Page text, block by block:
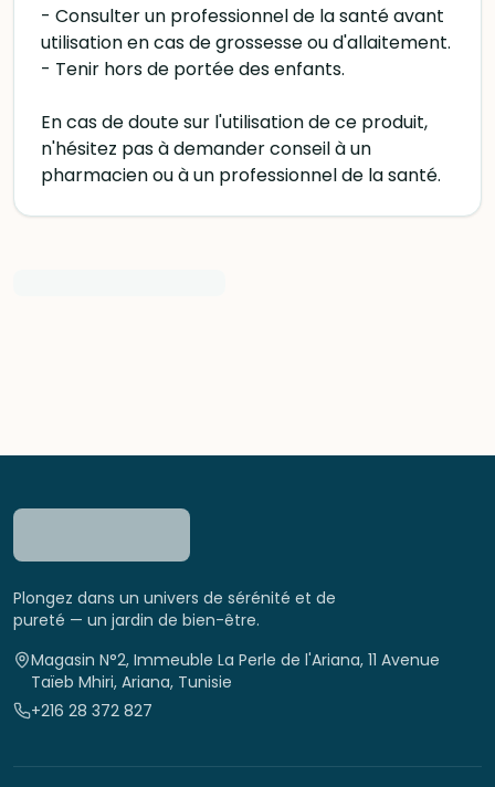
- Consulter un professionnel de la santé avant
utilisation en cas de grossesse ou d'allaitement.
- Tenir hors de portée des enfants.
En cas de doute sur l'utilisation de ce produit,
n'hésitez pas à demander conseil à un
pharmacien ou à un professionnel de la santé.
Plongez dans un univers de sérénité et de
pureté — un jardin de bien-être.
Magasin N°2, Immeuble La Perle de l'Ariana, 11 Avenue
Taïeb Mhiri, Ariana, Tunisie
+216 28 372 827